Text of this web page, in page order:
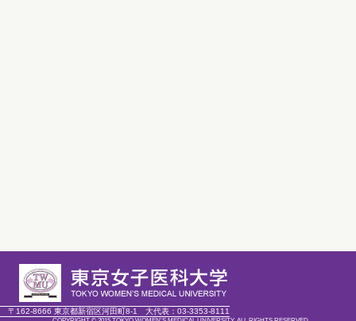
〒162-8666 東京都新宿区河田町8-1 大代表： 03-3353-8111